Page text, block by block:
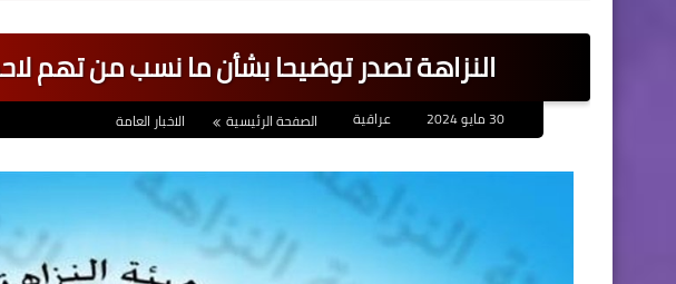
النزاهة تصدر توضيحا بشأن ما نسب من تهم
عراقية الصفحة الرئيسية الاخبار العامة